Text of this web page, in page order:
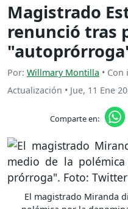
Magistrado
renunció tras
Por: Willmary Montilla •
Actualización • Jue, 11 Ene
Comparte en:
El magistrado Miranda